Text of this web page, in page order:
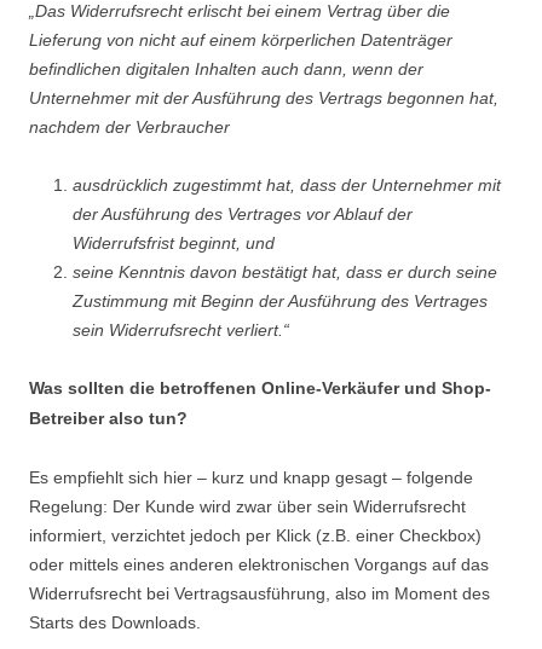
„Das Widerrufsrecht erlischt bei einem Vertrag über die
Lieferung von nicht auf einem körperlichen Datenträger
befindlichen digitalen Inhalten auch dann, wenn der
Unternehmer mit der Ausführung des Vertrags begonnen hat,
nachdem der Verbraucher
ausdrücklich zugestimmt hat, dass der Unternehmer mit
der Ausführung des Vertrages vor Ablauf der
Widerrufsfrist beginnt, und
seine Kenntnis davon bestätigt hat, dass er durch seine
Zustimmung mit Beginn der Ausführung des Vertrages
sein Widerrufsrecht verliert.“
Was sollten die betroffenen Online-Verkäufer und Shop-
Betreiber also tun?
Es empfiehlt sich hier – kurz und knapp gesagt – folgende
Regelung: Der Kunde wird zwar über sein Widerrufsrecht
informiert, verzichtet jedoch per Klick (z.B. einer Checkbox)
oder mittels eines anderen elektronischen Vorgangs auf das
Widerrufsrecht bei Vertragsausführung, also im Moment des
Starts des Downloads.